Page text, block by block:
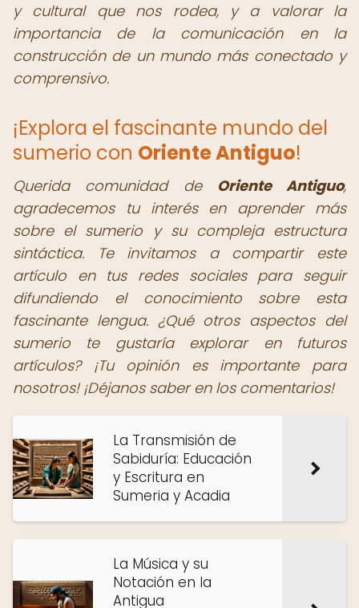
y cultural que nos rodea, y a valorar la
importancia de la comunicación en la
construcción de un mundo más conectado y
comprensivo.
¡Explora el fascinante mundo del
sumerio con Oriente Antiguo!
Querida comunidad de Oriente Antiguo,
agradecemos tu interés en aprender más
sobre el sumerio y su compleja estructura
sintáctica. Te invitamos a compartir este
artículo en tus redes sociales para seguir
difundiendo el conocimiento sobre esta
fascinante lengua. ¿Qué otros aspectos del
sumerio te gustaría explorar en futuros
artículos? ¡Tu opinión es importante para
nosotros! ¡Déjanos saber en los comentarios!
La Transmisión de
Sabiduría: Educación
y Escritura en
Sumeria y Acadia
La Música y su
Notación en la
Antigua